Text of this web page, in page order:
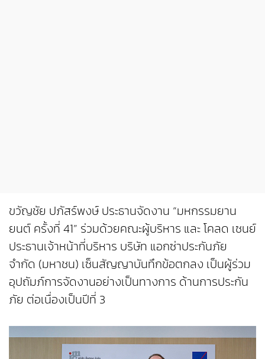
ขวัญชัย ปภัสร์พงษ์ ประธานจัดงาน “มหกรรมยาน
ยนต์ ครั้งที่ 41” ร่วมด้วยคณะผู้บริหาร และ โคลด เซนย์
ประธานเจ้าหน้าที่บริหาร บริษัท แอกซ่าประกันภัย
จำกัด (มหาชน) เซ็นสัญญาบันทึกข้อตกลง เป็นผู้ร่วม
อุปถัมภ์การจัดงานอย่างเป็นทางการ ด้านการประกัน
ภัย ต่อเนื่องเป็นปีที่ 3